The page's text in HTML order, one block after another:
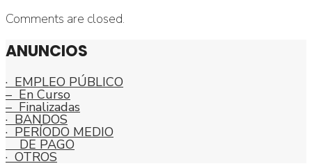
Comments are closed.
ANUNCIOS
· EMPLEO PÚBLICO
– En Curso
– Finalizadas
· BANDOS
· PERÍODO MEDIO
DE PAGO
· OTROS